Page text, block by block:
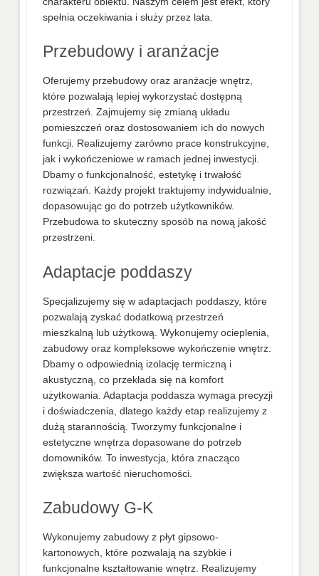
spełnia oczekiwania i służy przez lata.
Przebudowy i aranżacje
Oferujemy przebudowy oraz aranżacje wnętrz,
które pozwalają lepiej wykorzystać dostępną
przestrzeń. Zajmujemy się zmianą układu
pomieszczeń oraz dostosowaniem ich do nowych
funkcji. Realizujemy zarówno prace konstrukcyjne,
jak i wykończeniowe w ramach jednej inwestycji.
Dbamy o funkcjonalność, estetykę i trwałość
rozwiązań. Każdy projekt traktujemy indywidualnie,
dopasowując go do potrzeb użytkowników.
Przebudowa to skuteczny sposób na nową jakość
przestrzeni.
Adaptacje poddaszy
Specjalizujemy się w adaptacjach poddaszy, które
pozwalają zyskać dodatkową przestrzeń
mieszkalną lub użytkową. Wykonujemy ocieplenia,
zabudowy oraz kompleksowe wykończenie wnętrz.
Dbamy o odpowiednią izolację termiczną i
akustyczną, co przekłada się na komfort
użytkowania. Adaptacja poddasza wymaga precyzji
i doświadczenia, dlatego każdy etap realizujemy z
dużą starannością. Tworzymy funkcjonalne i
estetyczne wnętrza dopasowane do potrzeb
domowników. To inwestycja, która znacząco
zwiększa wartość nieruchomości.
Zabudowy G-K
Wykonujemy zabudowy z płyt gipsowo-
kartonowych, które pozwalają na szybkie i
funkcjonalne kształtowanie wnętrz. Realizujemy